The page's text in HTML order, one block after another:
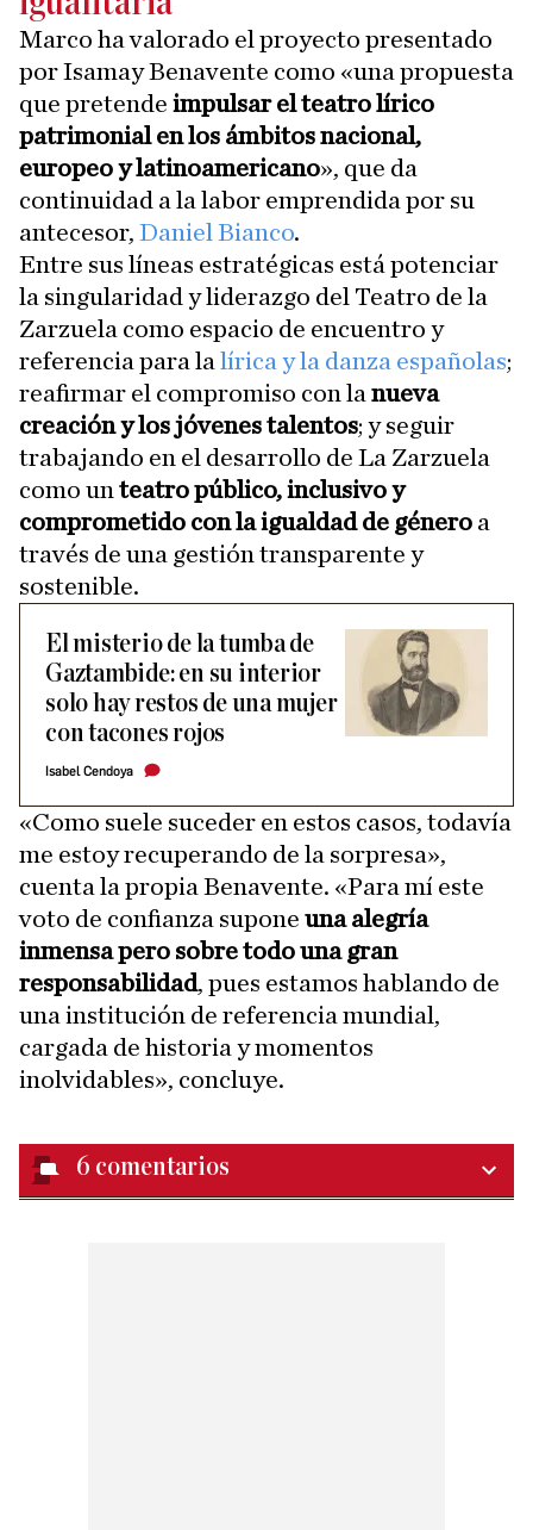
Marco ha valorado el proyecto presentado
por Isamay Benavente como «una propuesta
que pretende impulsar el teatro lírico
patrimonial en los ámbitos nacional,
europeo y latinoamericano», que da
continuidad a la labor emprendida por su
antecesor, Daniel Bianco.
Entre sus líneas estratégicas está potenciar
la singularidad y liderazgo del Teatro de la
Zarzuela como espacio de encuentro y
referencia para la lírica y la danza españolas;
reafirmar el compromiso con la nueva
creación y los jóvenes talentos; y seguir
trabajando en el desarrollo de La Zarzuela
como un teatro público, inclusivo y
comprometido con la igualdad de género a
través de una gestión transparente y
sostenible.
El misterio de la tumba de
Gaztambide: en su interior
solo hay restos de una mujer
con tacones rojos
Isabel Cendoya
«Como suele suceder en estos casos, todavía
me estoy recuperando de la sorpresa»,
cuenta la propia Benavente. «Para mí este
voto de confianza supone una alegría
inmensa pero sobre todo una gran
responsabilidad, pues estamos hablando de
una institución de referencia mundial,
cargada de historia y momentos
inolvidables», concluye.
6 comentarios